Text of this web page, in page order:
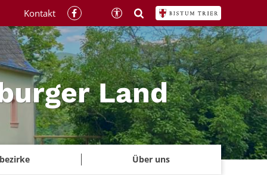
Land
Über uns
Kontakt